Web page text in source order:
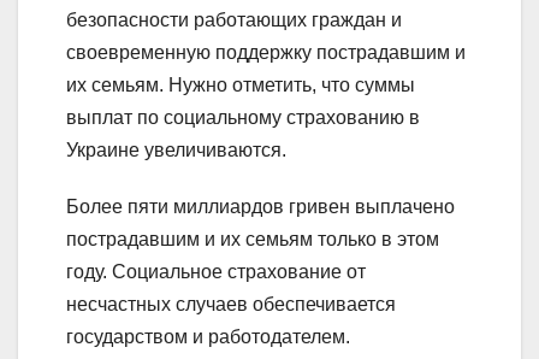
безопасности работающих граждан и
своевременную поддержку пострадавшим и
их семьям. Нужно отметить, что суммы
выплат по социальному страхованию в
Украине увеличиваются.
Более пяти миллиардов гривен выплачено
пострадавшим и их семьям только в этом
году. Социальное страхование от
несчастных случаев обеспечивается
государством и работодателем.